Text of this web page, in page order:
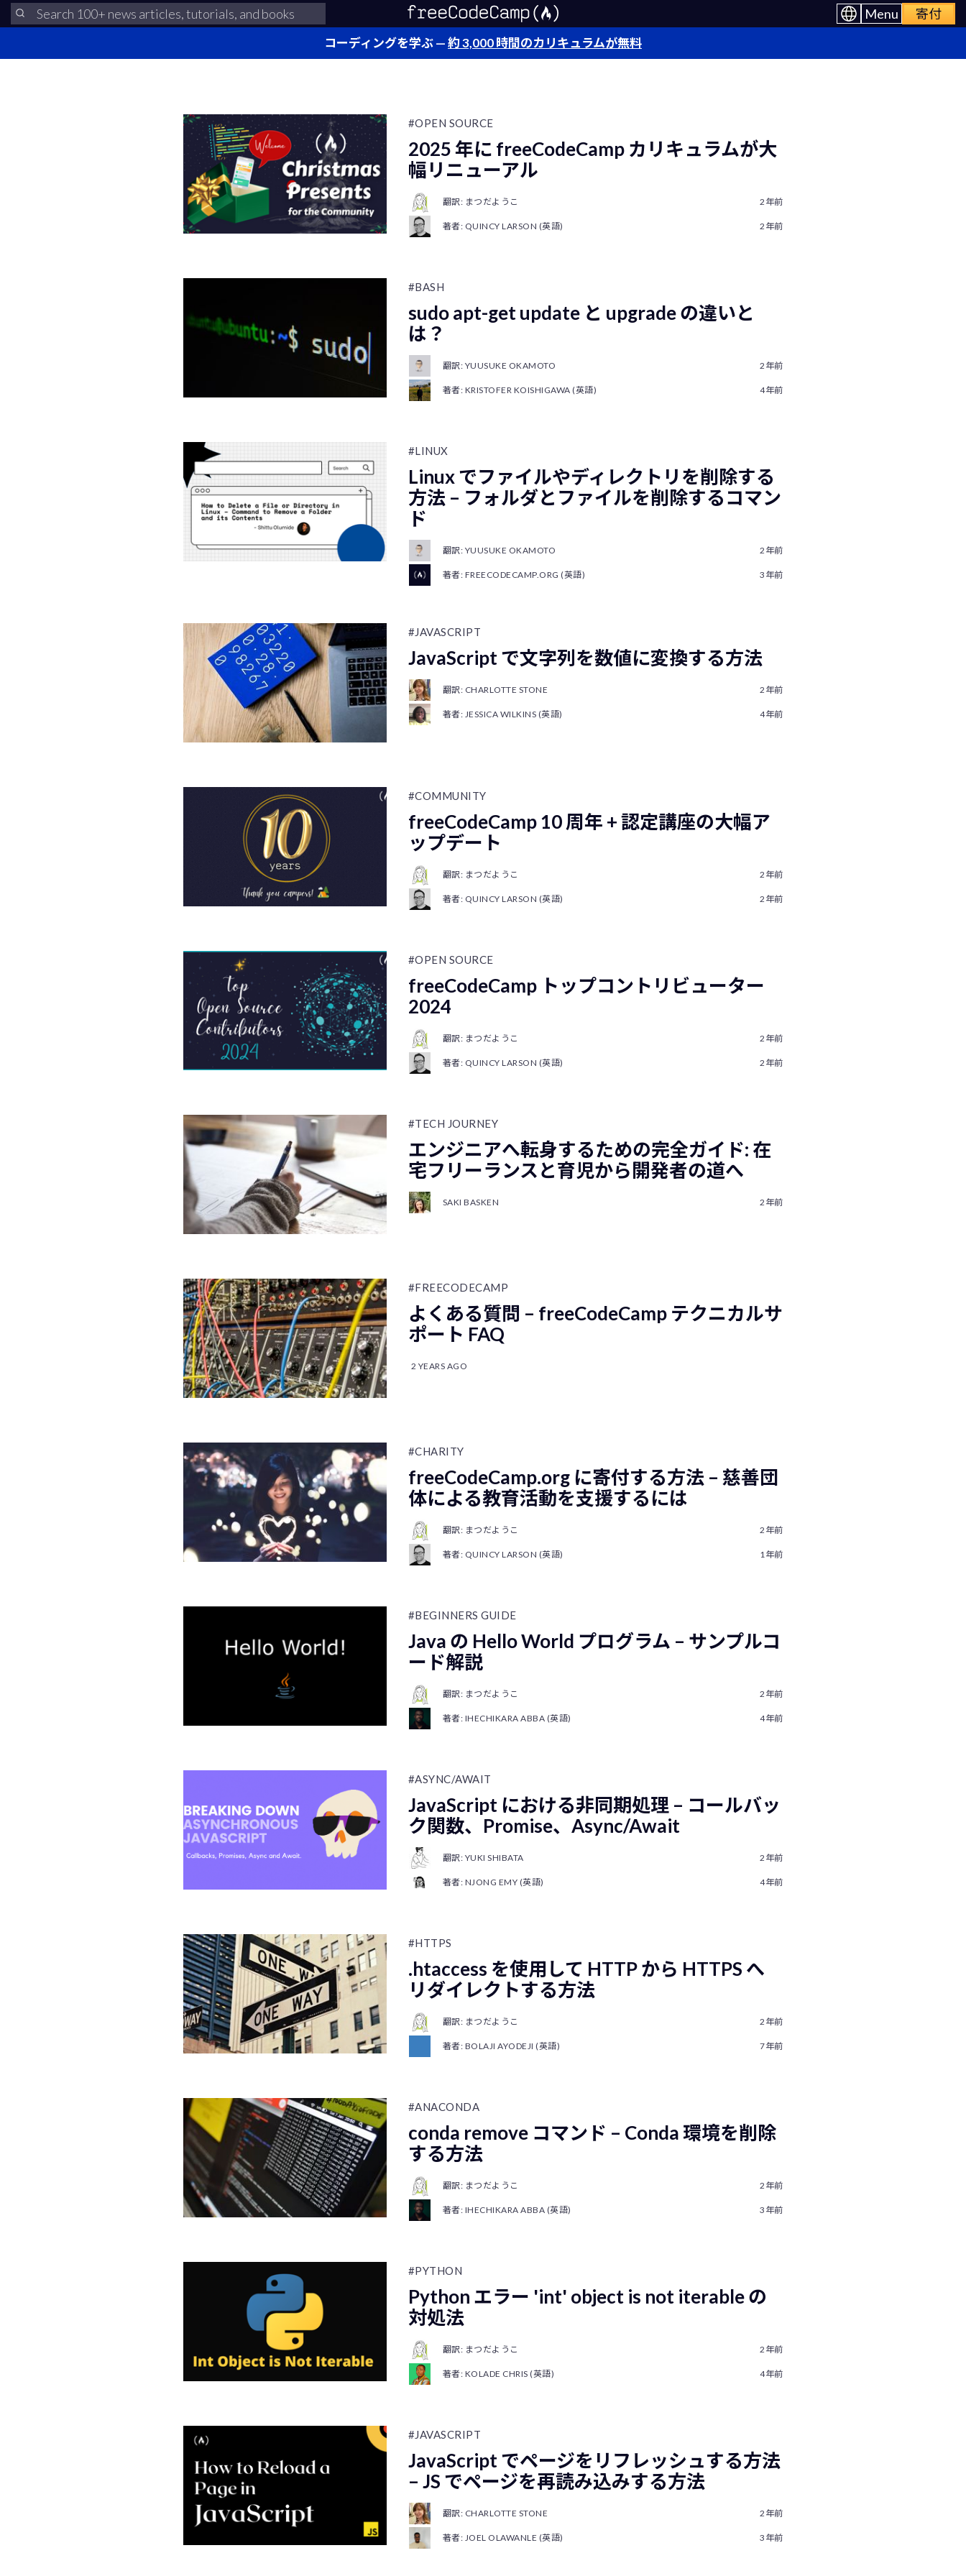
Menu 寄付
コーディングを学ぶ —約 3,000 時間のカリキュラムが無料
#OPEN SOURCE
2025 年に freeCodeCamp カリキュラムが大
幅リニューアル
翻訳: まつだようこ 2年前
著者: QUINCY LARSON (英語) 2年前
#BASH
sudo apt-get update と upgrade の違いと
は？
翻訳: YUUSUKE OKAMOTO 2年前
著者: KRISTOFER KOISHIGAWA (英語) 4年前
#LINUX
Linux でファイルやディレクトリを削除する
方法 – フォルダとファイルを削除するコマン
ド
翻訳: YUUSUKE OKAMOTO 2年前
著者: FREECODECAMP.ORG (英語) 3年前
#JAVASCRIPT
JavaScript で文字列を数値に変換する方法
翻訳: CHARLOTTE STONE 2年前
著者: JESSICA WILKINS (英語) 4年前
#COMMUNITY
freeCodeCamp 10 周年 + 認定講座の大幅ア
ップデート
翻訳: まつだようこ 2年前
著者: QUINCY LARSON (英語) 2年前
#OPEN SOURCE
freeCodeCamp トップコントリビューター
2024
翻訳: まつだようこ 2年前
著者: QUINCY LARSON (英語) 2年前
#TECH JOURNEY
エンジニアへ転身するための完全ガイド: 在
宅フリーランスと育児から開発者の道へ
SAKI BASKEN 2年前
#FREECODECAMP
よくある質問 – freeCodeCamp テクニカルサ
ポート FAQ
2 YEARS AGO
#CHARITY
freeCodeCamp.org に寄付する方法 – 慈善団
体による教育活動を支援するには
翻訳: まつだようこ 2年前
著者: QUINCY LARSON (英語) 1年前
#BEGINNERS GUIDE
Java の Hello World プログラム – サンプルコ
ード解説
翻訳: まつだようこ 2年前
著者: IHECHIKARA ABBA (英語) 4年前
#ASYNC/AWAIT
JavaScript における非同期処理 – コールバッ
ク関数、Promise、Async/Await
翻訳: YUKI SHIBATA 2年前
著者: NJONG EMY (英語) 4年前
#HTTPS
.htaccess を使用して HTTP から HTTPS へ
リダイレクトする方法
翻訳: まつだようこ 2年前
著者: BOLAJI AYODEJI (英語) 7年前
#ANACONDA
conda remove コマンド – Conda 環境を削除
する方法
翻訳: まつだようこ 2年前
著者: IHECHIKARA ABBA (英語) 3年前
#PYTHON
Python エラー 'int' object is not iterable の
対処法
翻訳: まつだようこ 2年前
著者: KOLADE CHRIS (英語) 4年前
#JAVASCRIPT
JavaScript でページをリフレッシュする方法
– JS でページを再読み込みする方法
翻訳: CHARLOTTE STONE 2年前
著者: JOEL OLAWANLE (英語) 3年前